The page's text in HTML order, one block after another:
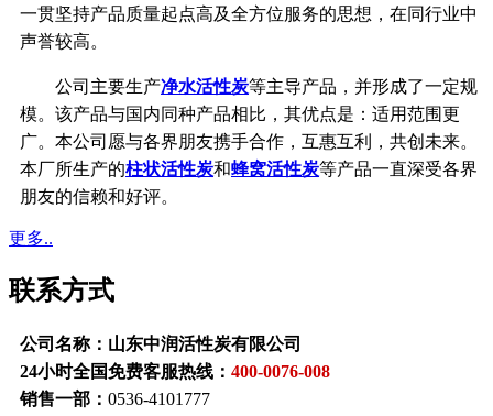
一贯坚持产品质量起点高及全方位服务的思想，在同行业中
声誉较高。
公司主要生产净水活性炭等主导产品，并形成了一定规
模。该产品与国内同种产品相比，其优点是：适用范围更
广。本公司愿与各界朋友携手合作，互惠互利，共创未来。
本厂所生产的柱状活性炭和蜂窝活性炭等产品一直深受各界
朋友的信赖和好评。
更多..
联系方式
公司名称：山东中润活性炭有限公司
24小时全国免费客服热线： 400-0076-008
销售一部： 0536-4101777